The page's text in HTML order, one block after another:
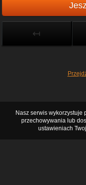
↤
Nasz serwis wykorzystuje
przechowywania lub
ustawieniach